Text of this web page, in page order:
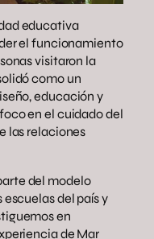
educativa
el funcionamiento
visitaron la
como un
educación y
en el cuidado del
las relaciones
del modelo
del país y
en
de Mar